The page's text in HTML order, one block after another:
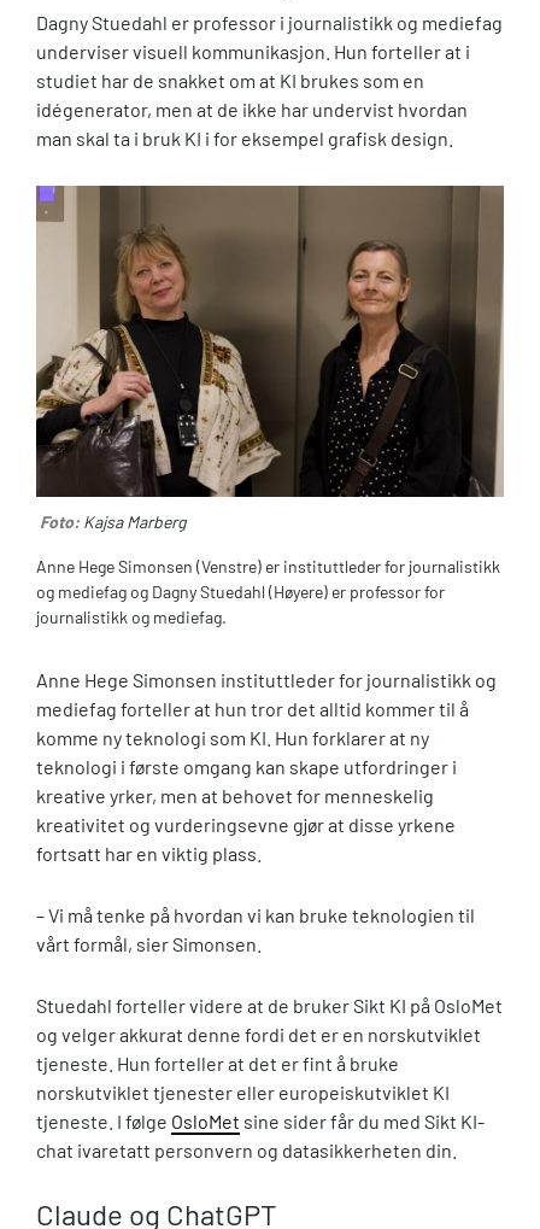
Dagny Stuedahl er professor i journalistikk og mediefag
underviser visuell kommunikasjon. Hun forteller at i
studiet har de snakket om at KI brukes som en
idégenerator, men at de ikke har undervist hvordan
man skal ta i bruk KI i for eksempel grafisk design.
Foto: Kajsa Marberg
Anne Hege Simonsen (Venstre) er instituttleder for journalistikk
og mediefag og Dagny Stuedahl (Høyere) er professor for
journalistikk og mediefag.
Anne Hege Simonsen instituttleder for journalistikk og
mediefag forteller at hun tror det alltid kommer til å
komme ny teknologi som KI. Hun forklarer at ny
teknologi i første omgang kan skape utfordringer i
kreative yrker, men at behovet for menneskelig
kreativitet og vurderingsevne gjør at disse yrkene
fortsatt har en viktig plass.
– Vi må tenke på hvordan vi kan bruke teknologien til
vårt formål, sier Simonsen.
Stuedahl forteller videre at de bruker Sikt KI på OsloMet
og velger akkurat denne fordi det er en norskutviklet
tjeneste. Hun forteller at det er fint å bruke
norskutviklet tjenester eller europeiskutviklet KI
tjeneste. I følge OsloMet sine sider får du med Sikt KI-
chat ivaretatt personvern og datasikkerheten din.
Claude og ChatGPT